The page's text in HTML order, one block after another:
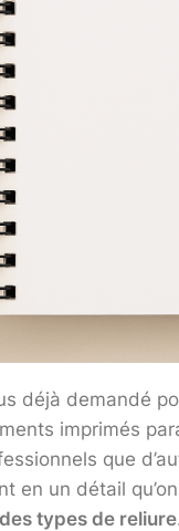
déjà demandé
imprimés
que
en un détail
types de reliure